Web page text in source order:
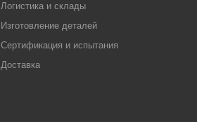
Логистика и склады
Изготовление деталей
Сертификация и испытания
Доставка